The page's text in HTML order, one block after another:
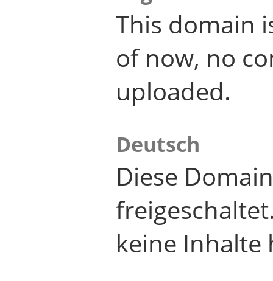
This domain
of now, no
uploaded.
Deutsch
Diese
keine Inhalte